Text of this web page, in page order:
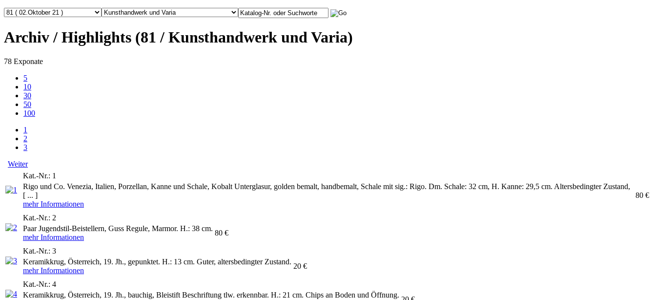
Archiv / Highlights (81 / Kunsthandwerk und Varia)
78 Exponate
5
10
30
50
100
1
2
3
Weiter
Kat.-Nr.: 1
Rigo und Co. Venezia, Italien, Porzellan, Kanne und Schale, Kobalt Unterglasur, golden bemalt, handbemalt, Schale mit sig.: Rigo. Dm. Schale: 32 cm, H. Kanne: 29,5 cm. Altersbedingter Zustand,
[ ... ]
mehr Informationen
80 €
Kat.-Nr.: 2
Paar Jugendstil-Beistellern, Guss Regule, Marmor. H.: 38 cm.
mehr Informationen
80 €
Kat.-Nr.: 3
Keramikkrug, Österreich, 19. Jh., gepunktet. H.: 13 cm. Guter, altersbedingter Zustand.
mehr Informationen
20 €
Kat.-Nr.: 4
Keramikkrug, Österreich, 19. Jh., bauchig, Bleistift Beschriftung tlw. erkennbar. H.: 21 cm. Chips an Boden und Öffnung.